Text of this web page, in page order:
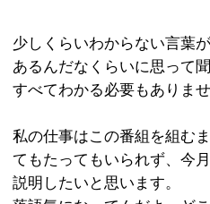
「渋谷ら
なんの知
想像する
少しくらいわから
あるんだなくらい